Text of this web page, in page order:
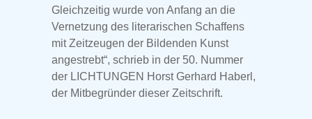
Gleichzeitig wurde von Anfang an die
Vernetzung des literarischen Schaffens
mit Zeitzeugen der Bildenden Kunst
angestrebt“, schrieb in der 50. Nummer
der LICHTUNGEN Horst Gerhard Haberl,
der Mitbegründer dieser Zeitschrift.